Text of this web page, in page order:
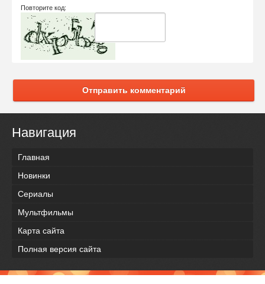
Повторите код:
Отправить комментарий
Навигация
Главная
Новинки
Сериалы
Мультфильмы
Карта сайта
Полная версия сайта